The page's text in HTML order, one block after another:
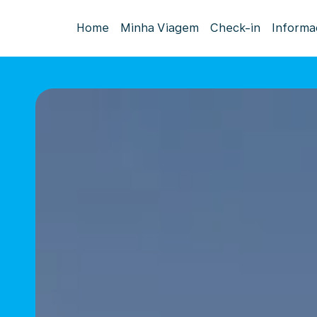
Home Minha Viagem Check-in